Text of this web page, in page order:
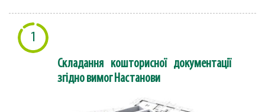
1
Складання кошторисної документації
згідно вимог Настанови